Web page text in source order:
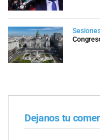
Dejanos tu